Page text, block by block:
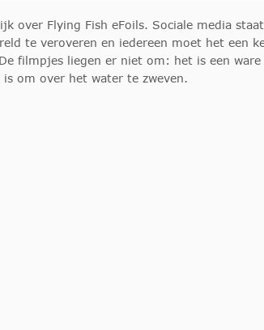
over Flying Fish eFoils. Sociale media
te veroveren en iedereen moet het een
filmpjes liegen er niet om: het is een
om over het water te zweven.